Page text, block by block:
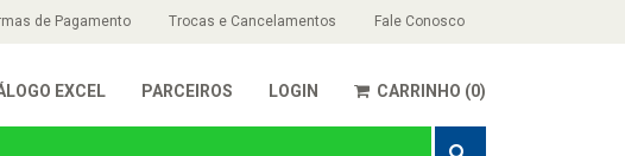
de Pagamento Trocas e Cancelamentos Fale Conosco
EXCEL PARCEIROS LOGIN CARRINHO (0)